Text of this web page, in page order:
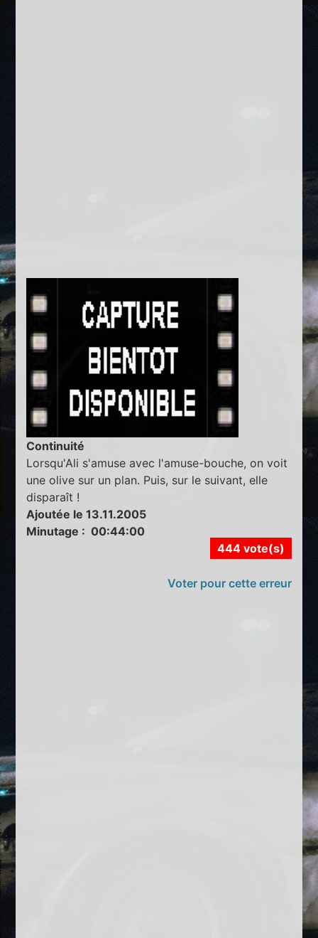
Continuité
Lorsqu'Ali s'amuse avec l'amuse-bouche, on voit
une olive sur un plan. Puis, sur le suivant, elle
disparaît !
Ajoutée le 13.11.2005
Minutage : 00:44:00
444 vote(s)
Voter pour cette erreur